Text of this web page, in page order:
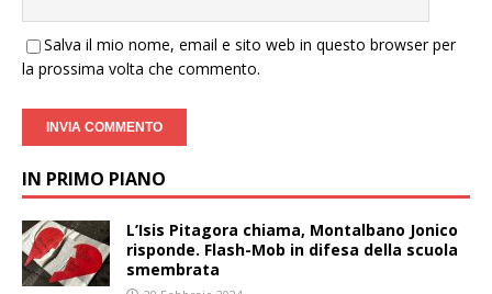
Salva il mio nome, email e sito web in questo browser per
la prossima volta che commento.
IN PRIMO PIANO
L’Isis Pitagora chiama, Montalbano Jonico
risponde. Flash-Mob in difesa della scuola
smembrata